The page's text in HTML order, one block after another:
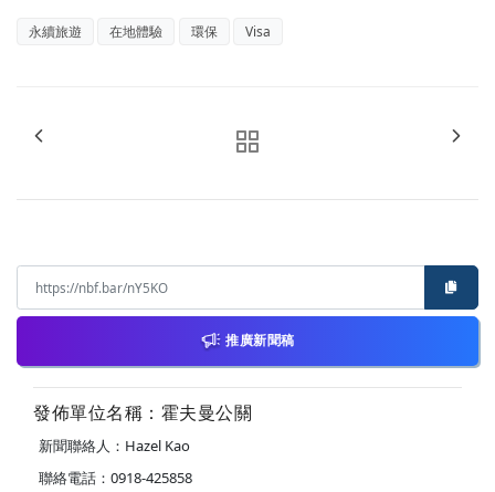
永續旅遊 在地體驗 環保 Visa
推廣新聞稿
發佈單位名稱：霍夫曼公關
新聞聯絡人：Hazel Kao
聯絡電話：0918-425858